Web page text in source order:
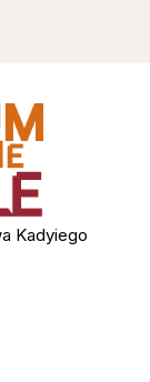
Kadyiego